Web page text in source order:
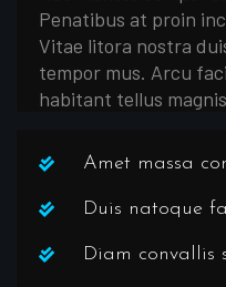
Penatibus at proin
Vitae litora nostra
tempor mus. Arcu
habitant tellus
Amet massa
Duis natoque
Diam convallis